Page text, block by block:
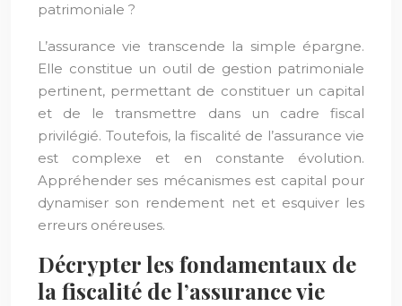
patrimoniale ?
L’assurance vie transcende la simple épargne.
Elle constitue un outil de gestion patrimoniale
pertinent, permettant de constituer un capital
et de le transmettre dans un cadre fiscal
privilégié. Toutefois, la fiscalité de l’assurance vie
est complexe et en constante évolution.
Appréhender ses mécanismes est capital pour
dynamiser son rendement net et esquiver les
erreurs onéreuses.
Décrypter les fondamentaux de
la fiscalité de l’assurance vie